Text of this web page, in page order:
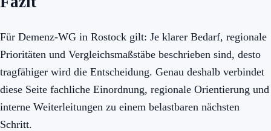
Für Demenz-WG in Rostock gilt: Je klarer Bedarf, regionale
Prioritäten und Vergleichsmaßstäbe beschrieben sind, desto
tragfähiger wird die Entscheidung. Genau deshalb verbindet
diese Seite fachliche Einordnung, regionale Orientierung und
interne Weiterleitungen zu einem belastbaren nächsten
Schritt.